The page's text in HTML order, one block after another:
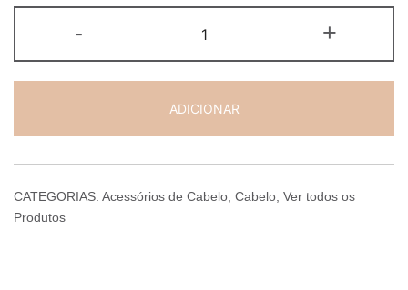
- +
ADICIONAR
CATEGORIAS: Acessórios de Cabelo Cabelo Ver todos os
Produtos